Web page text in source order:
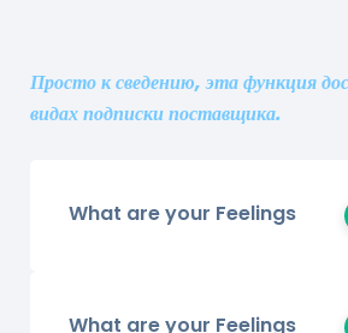
Просто к сведению, эта функция
видах подписки поставщика.
What are your Feelings
What are your Feelings